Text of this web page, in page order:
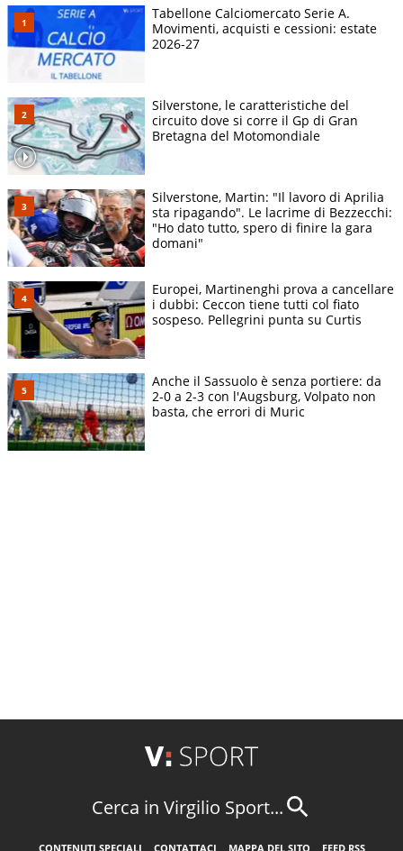
Tabellone Calciomercato Serie A.
Movimenti, acquisti e cessioni: estate
2026-27
Silverstone, le caratteristiche del
circuito dove si corre il Gp di Gran
Bretagna del Motomondiale
Silverstone, Martin: "Il lavoro di Aprilia
sta ripagando". Le lacrime di Bezzecchi:
"Ho dato tutto, spero di finire la gara
domani"
Europei, Martinenghi prova a cancellare
i dubbi: Ceccon tiene tutti col fiato
sospeso. Pellegrini punta su Curtis
Anche il Sassuolo è senza portiere: da
2-0 a 2-3 con l'Augsburg, Volpato non
basta, che errori di Muric
Cerca in Virgilio Sport...
CONTENUTI SPECIALI CONTATTACI MAPPA DEL SITO FEED RSS